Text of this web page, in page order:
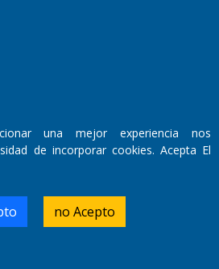
855,
una mejor experiencia nos
de incorporar cookies. Acepta El
no Acepto